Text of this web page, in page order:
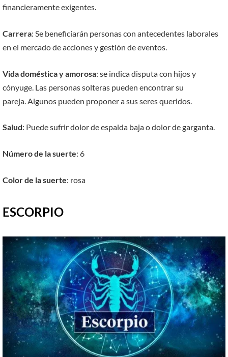
financieramente exigentes.
Carrera: Se beneficiarán personas con antecedentes laborales
en el mercado de acciones y gestión de eventos.
Vida doméstica y amorosa: se indica disputa con hijos y
cónyuge. Las personas solteras pueden encontrar su
pareja. Algunos pueden proponer a sus seres queridos.
Salud: Puede sufrir dolor de espalda baja o dolor de garganta.
Número de la suerte: 6
Color de la suerte: rosa
ESCORPIO